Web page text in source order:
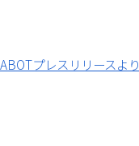
プレスリリースより